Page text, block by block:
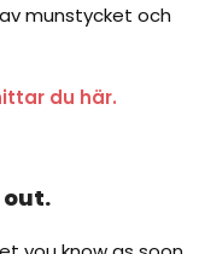
munstycket och
du här.
out.